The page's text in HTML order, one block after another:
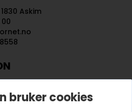
Askim
bruker cookies